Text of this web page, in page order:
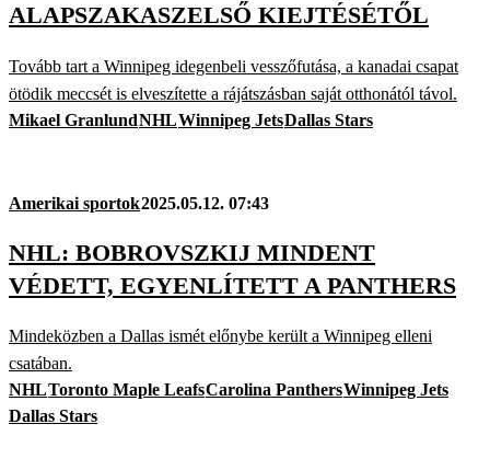
ALAPSZAKASZELSŐ KIEJTÉSÉTŐL
Tovább tart a Winnipeg idegenbeli vesszőfutása, a kanadai csapat
ötödik meccsét is elveszítette a rájátszásban saját otthonától távol.
Mikael GranlundNHLWinnipeg JetsDallas Stars
Amerikai sportok2025.05.12. 07:43
NHL: BOBROVSZKIJ MINDENT
VÉDETT, EGYENLÍTETT A PANTHERS
Mindeközben a Dallas ismét előnybe került a Winnipeg elleni
csatában.
NHLToronto Maple LeafsCarolina PanthersWinnipeg Jets
Dallas Stars